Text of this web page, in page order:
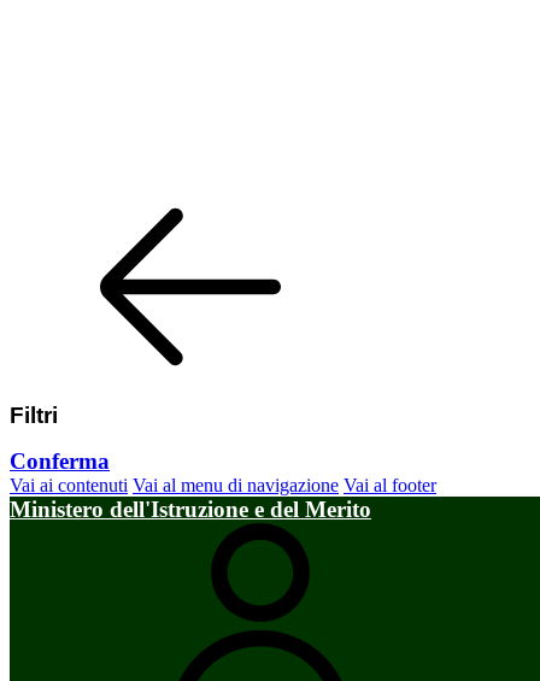
Filtri
Conferma
Vai ai contenuti Vai al menu di navigazione Vai al footer
Ministero dell'Istruzione e del Merito